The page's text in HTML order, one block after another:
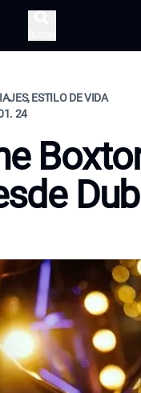
ESTILO DE VIDA
24